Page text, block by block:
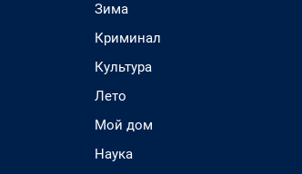
Зима
Криминал
Культура
Лето
Мой дом
Наука